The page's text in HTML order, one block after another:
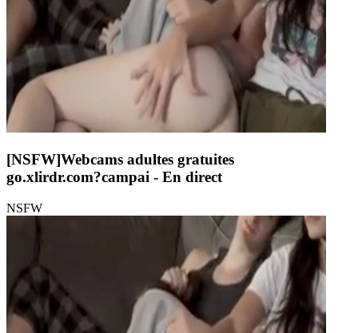
[NSFW]Webcams adultes gratuites
go.xlirdr.com?campai - En direct
NSFW